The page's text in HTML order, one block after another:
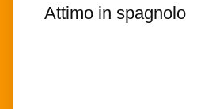
Attimo in spagnolo